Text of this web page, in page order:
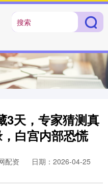
3天，专家猜测真
白宫内部恐慌
配资
日期：2026-04-25